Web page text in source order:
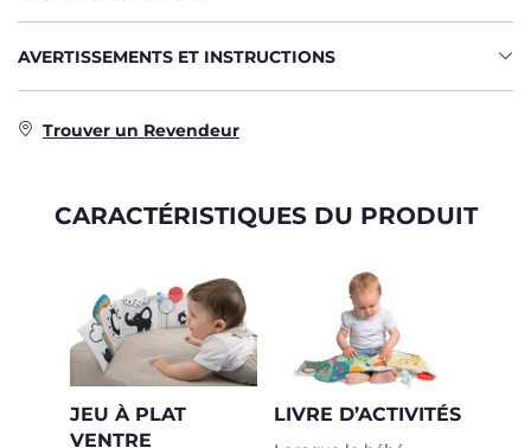
AVERTISSEMENTS ET INSTRUCTIONS
Trouver un Revendeur
CARACTÉRISTIQUES DU PRODUIT
JEU À PLAT
VENTRE
LIVRE D’ACTIVITÉS